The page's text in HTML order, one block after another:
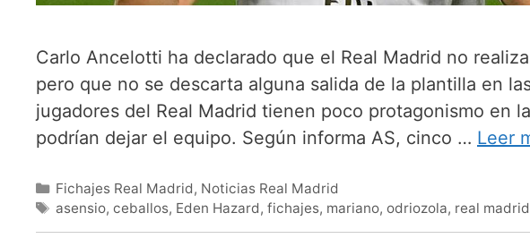
Carlo Ancelotti ha declarado que el Real Madrid no
pero que no se descarta alguna salida de la plantilla en
jugadores del Real Madrid tienen poco protagonismo en
podrían dejar el equipo. Según informa AS, cinco … Leer
Categorías
Fichajes Real Madrid, Noticias Real Madrid
Etiquetas
asensio,ceballos, Eden Hazard,fichajes, mariano,odriozola, real madrid